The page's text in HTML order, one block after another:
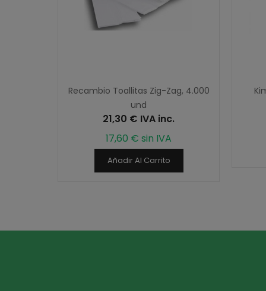
Recambio Toallitas Zig-Zag, 4.000
und
21,30 € IVA inc.
17,60 € sin IVA
Añadir Al Carrito